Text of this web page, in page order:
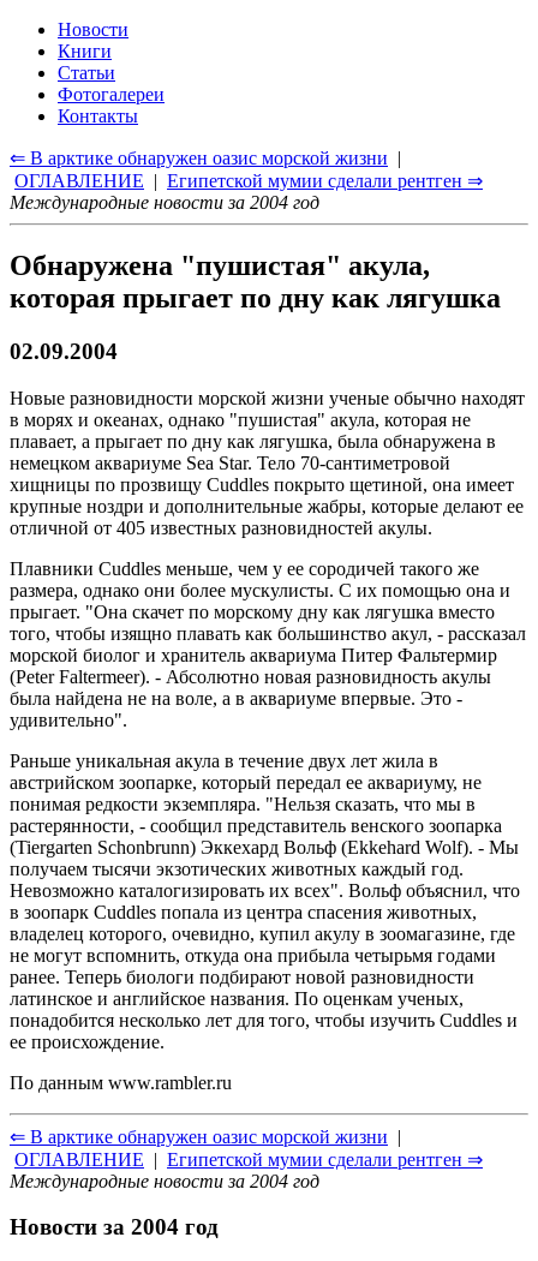
Новости
Книги
Статьи
Фотогалереи
Контакты
⇐ В арктике обнаружен оазис морской жизни |
ОГЛАВЛЕНИЕ | Египетской мумии сделали рентген ⇒
Международные новости за 2004 год
Обнаружена "пушистая" акула,
которая прыгает по дну как лягушка
02.09.2004
Новые разновидности морской жизни ученые обычно находят
в морях и океанах, однако "пушистая" акула, которая не
плавает, а прыгает по дну как лягушка, была обнаружена в
немецком аквариуме Sea Star. Тело 70-сантиметровой
хищницы по прозвищу Cuddles покрыто щетиной, она имеет
крупные ноздри и дополнительные жабры, которые делают ее
отличной от 405 известных разновидностей акулы.
Плавники Cuddles меньше, чем у ее сородичей такого же
размера, однако они более мускулисты. С их помощью она и
прыгает. "Она скачет по морскому дну как лягушка вместо
того, чтобы изящно плавать как большинство акул, - рассказал
морской биолог и хранитель аквариума Питер Фальтермир
(Peter Faltermeer). - Абсолютно новая разновидность акулы
была найдена не на воле, а в аквариуме впервые. Это -
удивительно".
Раньше уникальная акула в течение двух лет жила в
австрийском зоопарке, который передал ее аквариуму, не
понимая редкости экземпляра. "Нельзя сказать, что мы в
растерянности, - сообщил представитель венского зоопарка
(Tiergarten Schonbrunn) Эккехард Вольф (Ekkehard Wolf). - Мы
получаем тысячи экзотических животных каждый год.
Невозможно каталогизировать их всех". Вольф объяснил, что
в зоопарк Cuddles попала из центра спасения животных,
владелец которого, очевидно, купил акулу в зоомагазине, где
не могут вспомнить, откуда она прибыла четырьмя годами
ранее. Теперь биологи подбирают новой разновидности
латинское и английское названия. По оценкам ученых,
понадобится несколько лет для того, чтобы изучить Cuddles и
ее происхождение.
По данным www.rambler.ru
⇐ В арктике обнаружен оазис морской жизни |
ОГЛАВЛЕНИЕ | Египетской мумии сделали рентген ⇒
Международные новости за 2004 год
Новости за 2004 год